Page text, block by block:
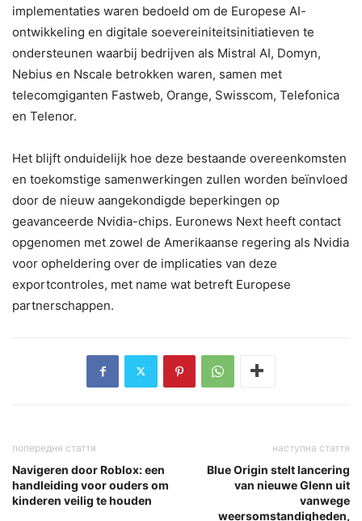
implementaties waren bedoeld om de Europese AI-
ontwikkeling en digitale soevereiniteitsinitiatieven te
ondersteunen waarbij bedrijven als Mistral AI, Domyn,
Nebius en Nscale betrokken waren, samen met
telecomgiganten Fastweb, Orange, Swisscom, Telefonica
en Telenor.
Het blijft onduidelijk hoe deze bestaande overeenkomsten
en toekomstige samenwerkingen zullen worden beïnvloed
door de nieuw aangekondigde beperkingen op
geavanceerde Nvidia-chips. Euronews Next heeft contact
opgenomen met zowel de Amerikaanse regering als Nvidia
voor opheldering over de implicaties van deze
exportcontroles, met name wat betreft Europese
partnerschappen.
попередня стаття
Navigeren door Roblox: een
handleiding voor ouders om
kinderen veilig te houden
наступна стаття
Blue Origin stelt lancering
van nieuwe Glenn uit
vanwege
weersomstandigheden,